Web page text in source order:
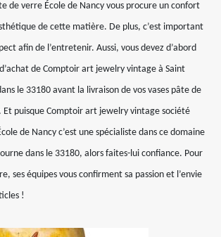
de verre École de Nancy vous procure un confort
de cette matière. De plus, c’est important
afin de l’entretenir. Aussi, vous devez d’abord
de Comptoir art jewelry vintage à Saint
le 33180 avant la livraison de vos vases pâte de
Et puisque Comptoir art jewelry vintage société
de Nancy c’est une spécialiste dans ce domaine
dans le 33180, alors faites-lui confiance. Pour
ses équipes vous confirment sa passion et l’envie
!